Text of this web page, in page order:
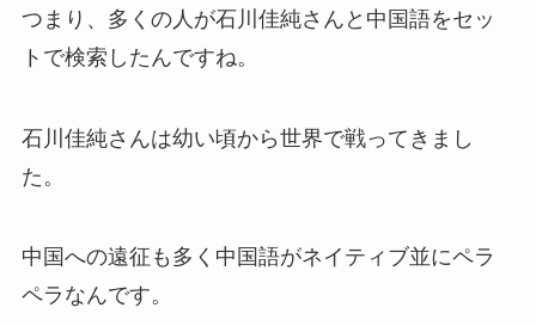
つまり、多くの人が石川佳純さんと中国語をセッ
トで検索したんですね。
石川佳純さんは幼い頃から世界で戦ってきまし
た。
中国への遠征も多く中国語がネイティブ並にペラ
ペラなんです。